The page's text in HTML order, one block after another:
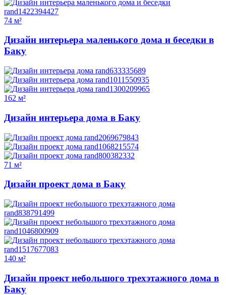
74 м²
Дизайн интерьера маленького дома и беседки в
Баку
162 м²
Дизайн интерьера дома в Баку
71 м²
Дизайн проект дома в Баку
140 м²
Дизайн проект небольшого трехэтажного дома в
Баку